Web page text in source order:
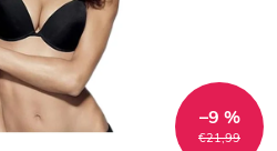
€21,99
–9 %